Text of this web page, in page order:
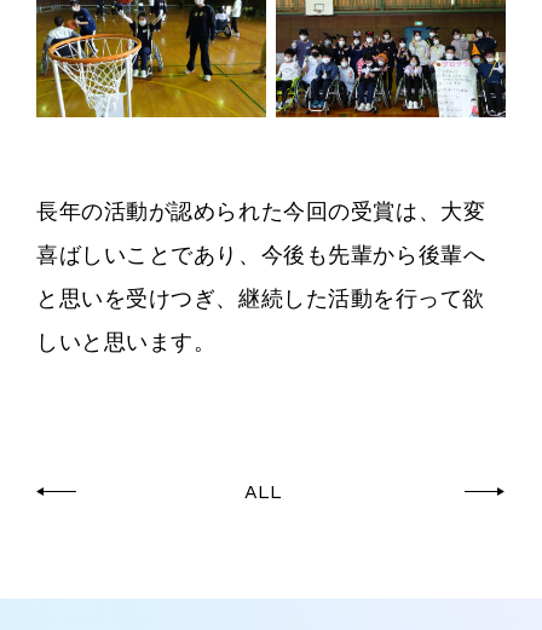
長年の活動が認められた今回の受賞は、大変
喜ばしいことであり、今後も先輩から後輩へ
と思いを受けつぎ、継続した活動を行って欲
しいと思います。
ALL